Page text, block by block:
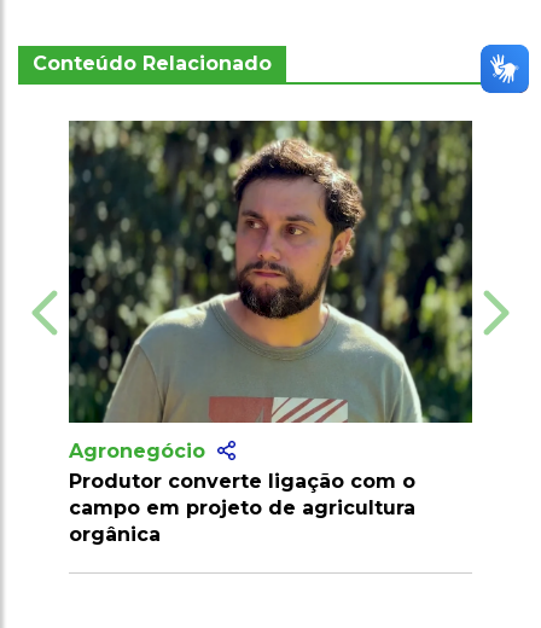
Conteúdo Relacionado
com o
agricultura
Agronegócio
Marrocos suspende tarifas de
importação de carnes e ovinos